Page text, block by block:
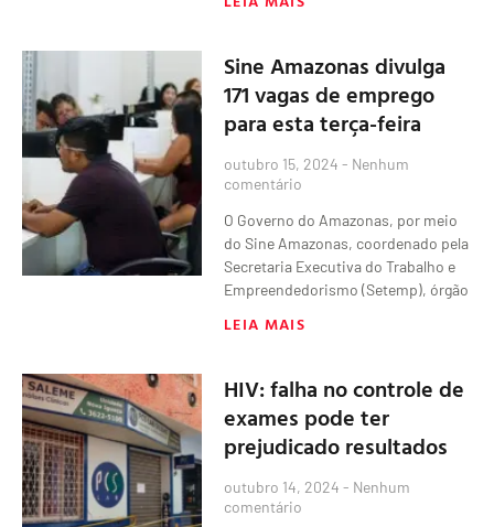
Sine Amazonas divulga
171 vagas de emprego
para esta terça-feira
outubro 15, 2024 Nenhum
comentário
O Governo do Amazonas, por meio
do Sine Amazonas, coordenado pela
Secretaria Executiva do Trabalho e
Empreendedorismo (Setemp), órgão
LEIA MAIS
HIV: falha no controle de
exames pode ter
prejudicado resultados
outubro 14, 2024 Nenhum
comentário